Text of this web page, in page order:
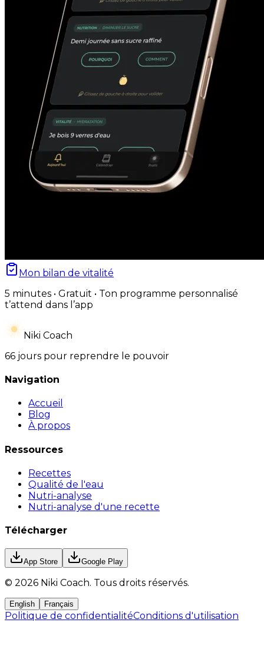
Mon bilan de vitalité
5 minutes • Gratuit • Ton programme personnalisé
t’attend dans l’app
Niki Coach
66 jours pour reprendre le pouvoir
Navigation
Accueil
Blog
À propos
Ressources
Recettes
Qualité de l'eau
Nutri-analyse
Nutri-analyse d'une recette
Télécharger
App Store Google Play
© 2026 Niki Coach. Tous droits réservés.
English Français
Politique de confidentialitéConditions d'utilisation